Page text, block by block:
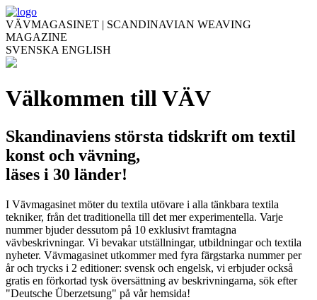
VÄVMAGASINET | SCANDINAVIAN WEAVING
MAGAZINE
SVENSKA ENGLISH
Välkommen till VÄV
Skandinaviens största tidskrift om textil
konst och vävning,
läses i 30 länder!
I Vävmagasinet möter du textila utövare i alla tänkbara textila
tekniker, från det traditionella till det mer experimentella. Varje
nummer bjuder dessutom på 10 exklusivt framtagna
vävbeskrivningar. Vi bevakar utställningar, utbildningar och textila
nyheter. Vävmagasinet utkommer med fyra färgstarka nummer per
år och trycks i 2 editioner: svensk och engelsk, vi erbjuder också
gratis en förkortad tysk översättning av beskrivningarna, sök efter
"Deutsche Überzetsung" på vår hemsida!